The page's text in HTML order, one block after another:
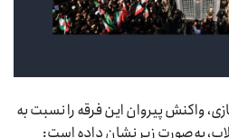
واکنش پیروان این فرقه را نسبت به
به‌صورت زیر نشان داده است: